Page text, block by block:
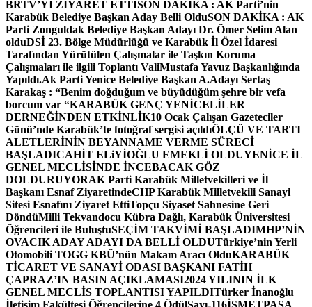
BRTV’Yİ ZİYARET ETTİSON DAKİKA : AK Parti’nin
Karabük Belediye Başkan Aday Belli OlduSON DAKİKA : AK
Parti Zonguldak Belediye Başkan Adayı Dr. Ömer Selim Alan
olduDSİ 23. Bölge Müdürlüğü ve Karabük İl Özel İdaresi
Tarafından Yürütülen Çalışmalar ile Taşkın Koruma
Çalışmaları ile ilgili Toplantı ValiMustafa Yavuz Başkanlığında
Yapıldı.Ak Parti Yenice Belediye Başkan A.Adayı Sertaş
Karakaş : “Benim doğduğum ve büyüdüğüm şehre bir vefa
borcum var “KARABÜK GENÇ YENİCELİLER
DERNEĞİNDEN ETKİNLİK10 Ocak Çalışan Gazeteciler
Günü’nde Karabük’te fotoğraf sergisi açıldıÖLÇÜ VE TARTI
ALETLERİNİN BEYANNAME VERME SÜRECİ
BAŞLADICAHİT ELiYİOĞLU EMEKLİ OLDUYENİCE İL
GENEL MECLİSİNDE İNCEBACAK GÖZ
DOLDURUYORAK Parti Karabük Milletvekilleri ve İl
Başkanı Esnaf ZiyaretindeCHP Karabük Milletvekili Sanayi
Sitesi Esnafını Ziyaret EttiTopçu Siyaset Sahnesine Geri
DöndüMilli Tekvandocu Kübra Dağlı, Karabük Üniversitesi
Öğrencileri ile BuluştuSEÇİM TAKVİMİ BAŞLADIMHP’NİN
OVACIK ADAY ADAYI DA BELLİ OLDUTürkiye’nin Yerli
Otomobili TOGG KBÜ’nün Makam Aracı OlduKARABÜK
TİCARET VE SANAYİ ODASI BAŞKANI FATİH
ÇAPRAZ’IN BASIN AÇIKLAMASI2024 YILININ İLK
GENEL MECLİS TOPLANTISI YAPILDITürker İnanoğlu
İletişim Fakültesi Öğrencilerine 4 ÖdülSayı-116İSMETPAŞA